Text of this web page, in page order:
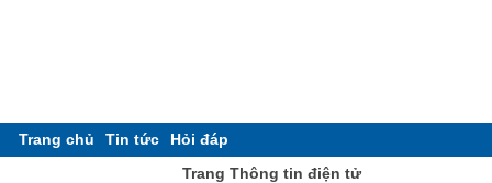
Trang chủ Tin tức
Hỏi đáp
Trang Thông tin điện tử